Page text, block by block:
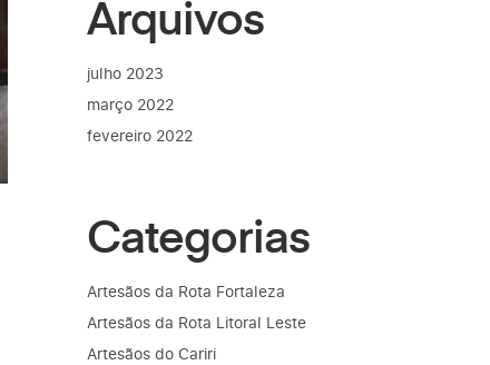
Arquivos
julho 2023
março 2022
fevereiro 2022
Categorias
Artesãos da Rota Fortaleza
Artesãos da Rota Litoral Leste
Artesãos do Cariri